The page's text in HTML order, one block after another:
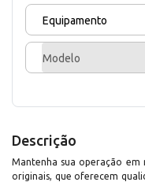
Equipamento
Modelo
Descrição
Mantenha sua operação em
originais, que oferecem